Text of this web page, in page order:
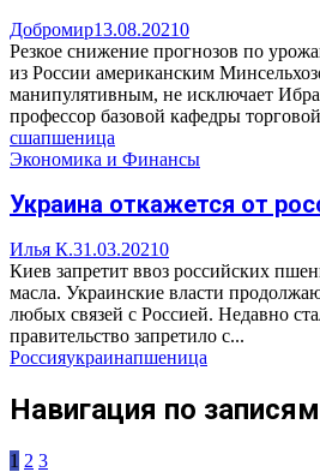
Добромир13.08.20210
Резкое снижение прогнозов по
из России американским
манипулятивным, не исключает
профессор базовой кафедры
сшапшеница
Экономика и Финансы
Украина откажется от
Илья К.31.03.20210
Киев запретит ввоз российских
масла. Украинские власти
любых связей с Россией. Недавно
правительство запретило с...
Россияукраинапшеница
Навигация по записям
1 2 3